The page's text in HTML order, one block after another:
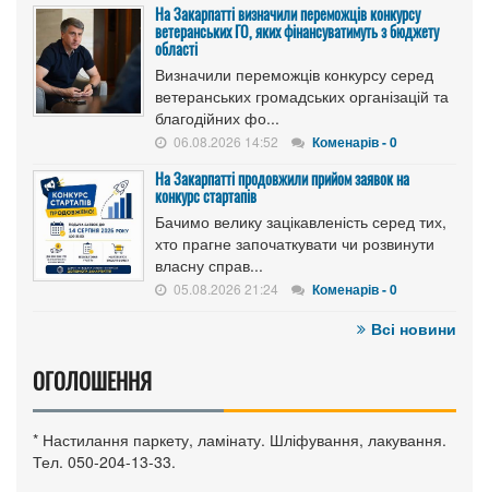
На Закарпатті визначили переможців конкурсу
ветеранських ГО, яких фінансуватимуть з бюджету
області
Визначили переможців конкурсу серед
ветеранських громадських організацій та
благодійних фо...
06.08.2026 14:52 Коменарів - 0
На Закарпатті продовжили прийом заявок на
конкурс стартапів
Бачимо велику зацікавленість серед тих,
хто прагне започаткувати чи розвинути
власну справ...
05.08.2026 21:24 Коменарів - 0
Всі новини
ОГОЛОШЕННЯ
* Настилання паркету, ламінату. Шліфування, лакування.
Тел. 050-204-13-33.